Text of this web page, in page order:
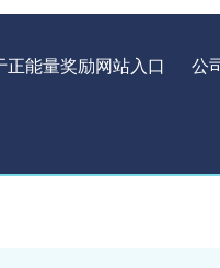
正能量奖励网站入口 公